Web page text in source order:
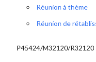
Réunion à thème
Réunion de
P45424/M32120/R32120